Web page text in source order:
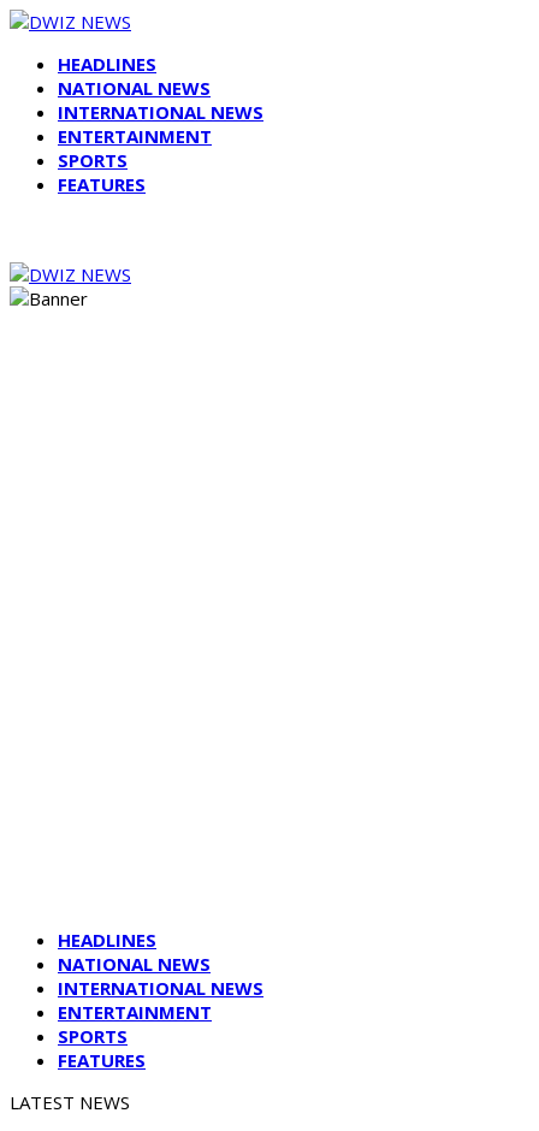
HEADLINES
NATIONAL NEWS
INTERNATIONAL NEWS
ENTERTAINMENT
SPORTS
FEATURES
HEADLINES
NATIONAL NEWS
INTERNATIONAL NEWS
ENTERTAINMENT
SPORTS
FEATURES
LATEST NEWS